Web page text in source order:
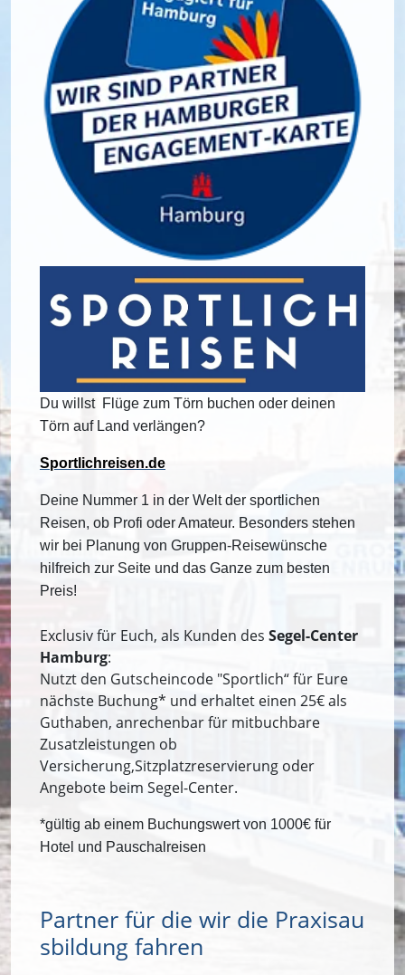
Du willst Flüge zum Törn buchen oder deinen
Törn auf Land verlängen?
Sportlichreisen.de
Deine Nummer 1 in der Welt der sportlichen
Reisen, ob Profi oder Amateur. Besonders stehen
wir bei Planung von Gruppen-Reisewünsche
hilfreich zur Seite und das Ganze zum besten
Preis!
Exclusiv für Euch, als Kunden des Segel-Center
Hamburg:
Nutzt den Gutscheincode "Sportlich“ für Eure
nächste Buchung* und erhaltet einen 25€ als
Guthaben, anrechenbar für mitbuchbare
Zusatzleistungen ob
Versicherung,Sitzplatzreservierung oder
Angebote beim Segel-Center.
*gültig ab einem Buchungswert von 1000€ für
Hotel und Pauschalreisen
Partner für die wir die Praxisau
sbildung fahren